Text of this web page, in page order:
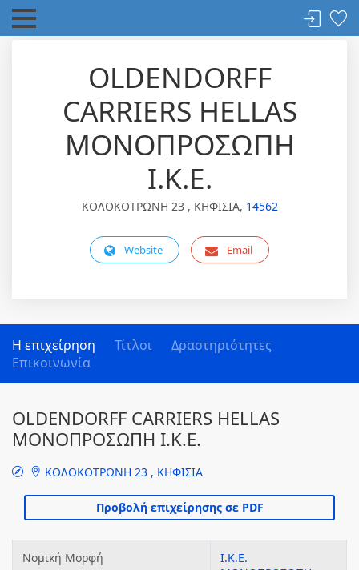
OLDENDORFF
CARRIERS HELLAS
ΜΟΝΟΠΡΟΣΩΠΗ
Ι.Κ.Ε.
ΚΟΛΟΚΟΤΡΩΝΗ 23 , ΚΗΦΙΣΙΑ, 14562
Website Email
Η επιχείρηση Τίτλοι
Δραστηριότητες
Επικοινωνία
OLDENDORFF CARRIERS HELLAS
ΜΟΝΟΠΡΟΣΩΠΗ Ι.Κ.Ε.
ΚΟΛΟΚΟΤΡΩΝΗ 23 , ΚΗΦΙΣΙΑ
Νομική Μορφή
Ι.Κ.Ε.